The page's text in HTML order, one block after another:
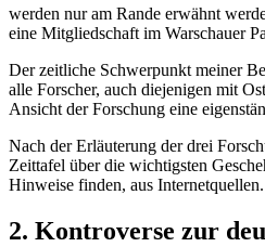
werden nur am Rande er­wähnt
eine Mitgliedschaft im Warschauer
Der zeitliche Schwerpunkt meiner
alle Forscher, auch diejenigen mit
Ansicht der Forschung eine
Nach der Erläuterung der drei
Zeittafel über die wichtigsten
Hinweise finden, aus
2. Kontroverse zur